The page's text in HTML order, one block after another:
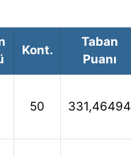
Kont.
Taban
Puanı
50 331,46494